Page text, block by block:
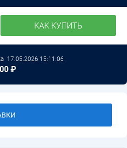
КАК КУПИТЬ
17.05.2026 15:11:06
₽